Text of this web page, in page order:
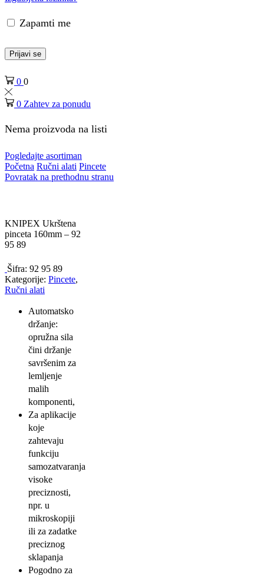
Zapamti me
Prijavi se
0 0
0 Zahtev za ponudu
Nema proizvoda na listi
Pogledajte asortiman
Početna Ručni alati Pincete
Povratak na prethodnu stranu
KNIPEX Ukrštena
pinceta 160mm – 92
95 89
Šifra: 92 95 89
Kategorije: Pincete,
Ručni alati
Automatsko
držanje:
opružna sila
čini držanje
savršenim za
lemljenje
malih
komponenti,
Za aplikacije
koje
zahtevaju
funkciju
samozatvaranja
visoke
preciznosti,
npr. u
mikroskopiji
ili za zadatke
preciznog
sklapanja
Pogodno za